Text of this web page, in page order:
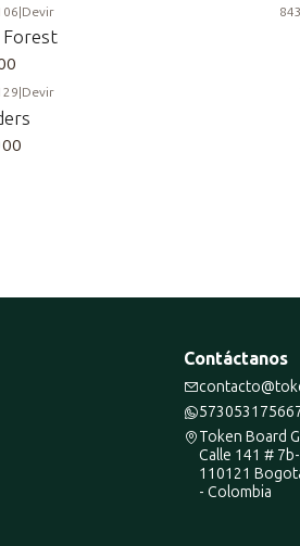
|Devir
Forest
Devir
Contáctanos
Token Board
Calle 141 #
110121
- Colombia